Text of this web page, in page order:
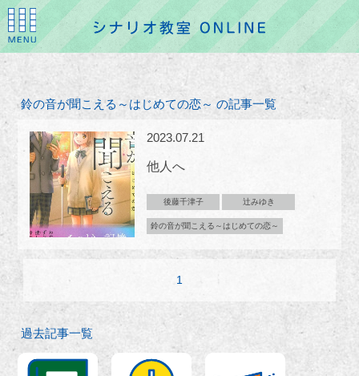
鈴の音が聞こえる～はじめての恋～ の記事一覧
2023.07.21
他人へ
後藤千津子 辻みゆき
鈴の音が聞こえる～はじめての恋～
1
過去記事一覧